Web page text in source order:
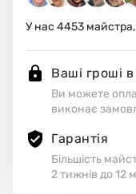
У нас 4453
Ваші гроші в
Ви можете
виконає
Гарантія
Більшість
2 тижнів до 12